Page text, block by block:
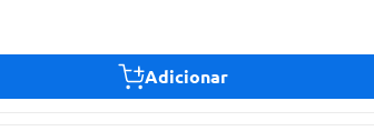
Adicionar